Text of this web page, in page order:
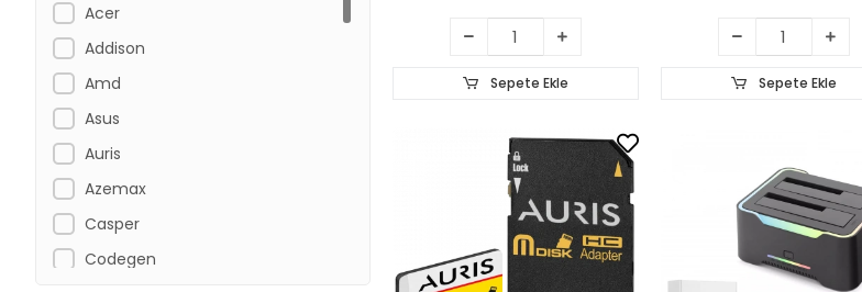
Acer
Addison
Amd
Asus
Auris
Azemax
Casper
Codegen
Sepete Ekle Sepete Ekle